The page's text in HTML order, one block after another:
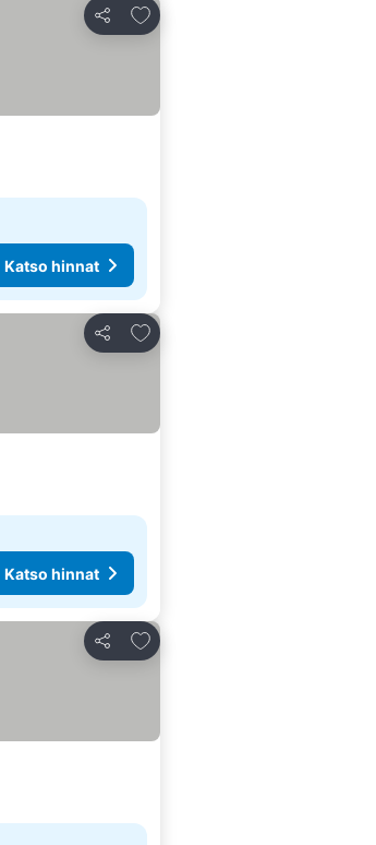
Jaa
Lisää suosikkeihin
Katso hinnat
Jaa
Lisää suosikkeihin
Katso hinnat
Jaa
Lisää suosikkeihin